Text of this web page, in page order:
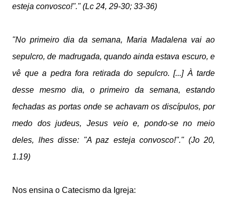
esteja convosco!"." (Lc 24, 29-30; 33-36)
"No primeiro dia da semana, Maria Madalena vai ao
sepulcro, de madrugada, quando ainda estava escuro, e
vê que a pedra fora retirada do sepulcro. [...] À tarde
desse mesmo dia, o primeiro da semana, estando
fechadas as portas onde se achavam os discípulos, por
medo dos judeus, Jesus veio e, pondo-se no meio
deles, lhes disse: "A paz esteja convosco!"." (Jo 20,
1.19)
Nos ensina o Catecismo da Igreja: